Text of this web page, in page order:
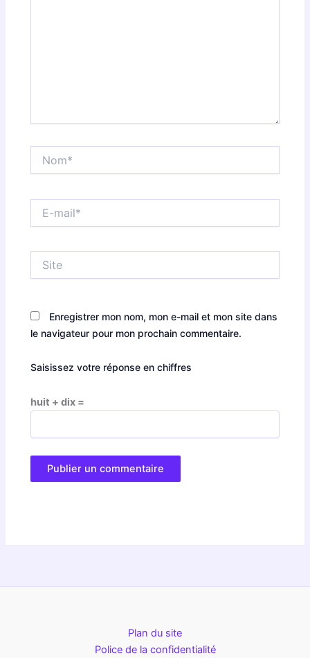
mail*
Enregistrer mon nom, mon e-mail et mon site dans
le navigateur pour mon prochain commentaire.
Saisissez votre réponse en chiffres
huit + dix =
Plan du site
Police de la confidentialité